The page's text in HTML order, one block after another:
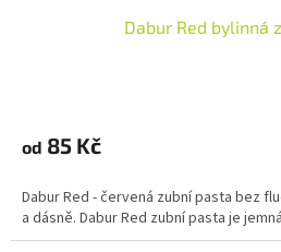
Dabur Red bylinná
produktu
je
z
5
hvězdiček.
od 85 Kč
Dabur Red - červená zubní pasta bez
a dásně. Dabur Red zubní pasta je